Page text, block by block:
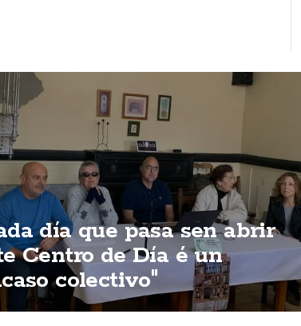
día que pasa sen abrir
Centro de Día é un
colectivo"